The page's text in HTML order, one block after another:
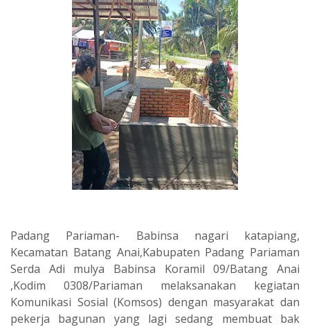
Padang Pariaman- Babinsa nagari katapiang,
Kecamatan Batang Anai,Kabupaten Padang Pariaman
Serda Adi mulya Babinsa Koramil 09/Batang Anai
,Kodim 0308/Pariaman melaksanakan kegiatan
Komunikasi Sosial (Komsos) dengan masyarakat dan
pekerja bagunan yang lagi sedang membuat bak